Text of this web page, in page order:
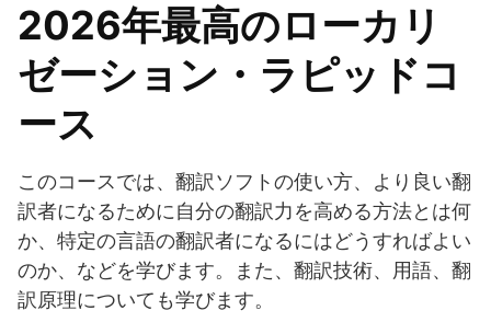
2026年最高のローカリ
ゼーション・ラピッドコ
ース
このコースでは、翻訳ソフトの使い方、より良い翻
訳者になるために自分の翻訳力を高める方法とは何
か、特定の言語の翻訳者になるにはどうすればよい
のか、などを学びます。また、翻訳技術、用語、翻
訳原理についても学びます。